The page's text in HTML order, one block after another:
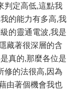
判定高低,這點我
的能力有多高,我
的靈通電波,我是
藏著很深層的含
真的,那麼各位是
修的法很高,因為
由著個機會我也